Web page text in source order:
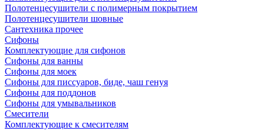
Полотенцесушители с полимерным покрытием
Полотенцесушители шовные
Сантехника прочее
Сифоны
Комплектующие для сифонов
Сифоны для ванны
Сифоны для моек
Сифоны для писсуаров, биде, чаш генуя
Сифоны для поддонов
Сифоны для умывальников
Смесители
Комплектующие к смесителям